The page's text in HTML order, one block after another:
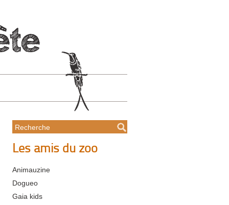
Les amis du zoo
Animauzine
Dogueo
Gaia kids